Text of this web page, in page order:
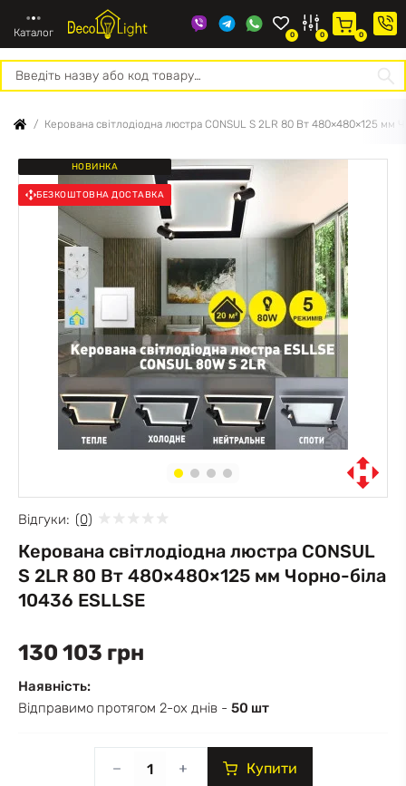
Про
Каталог 0 0 0
Керована світлодіодна люстра CONSUL S 2LR 80 Вт 480×480×125 мм
НОВИНКА
БЕЗКОШТОВНА ДОСТАВКА
Відгуки: (0)
Керована світлодіодна люстра CONSUL
S 2LR 80 Вт 480×480×125 мм Чорно-біла
10436 ESLLSE
130 103 грн
Наявність:
Відправимо протягом 2-ох днів - 50 шт
Купити